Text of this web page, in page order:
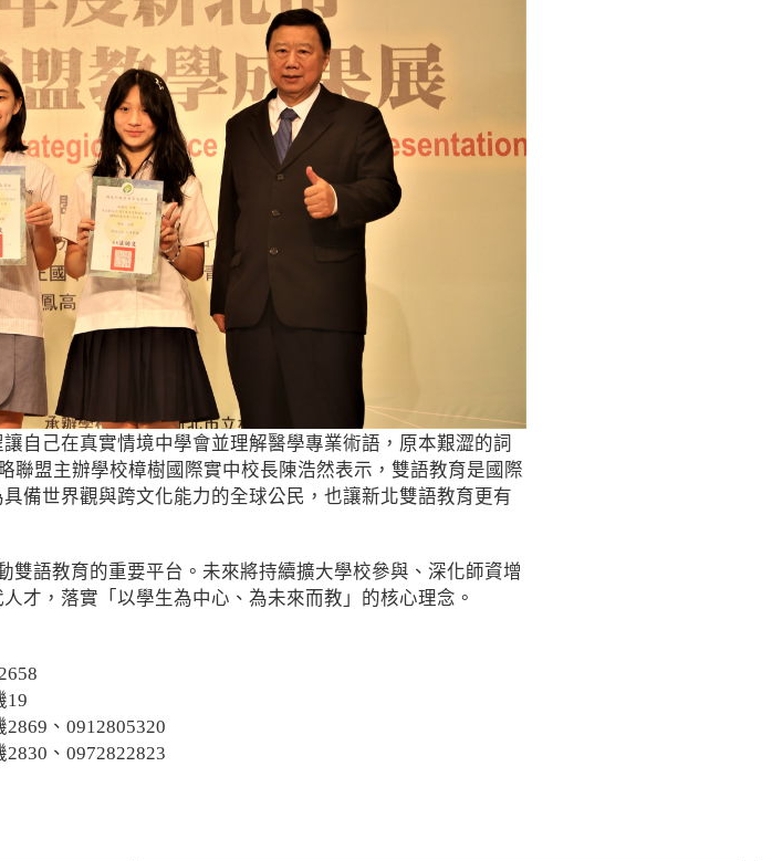
自己在真實情境中學會並理解醫學專業術語，原本艱澀的詞
聯盟主辦學校樟樹國際實中校長陳浩然表示，雙語教育是國際
備世界觀與跨文化能力的全球公民，也讓新北雙語教育更有
語教育的重要平台。未來將持續擴大學校參與、深化師資增
才，落實「以學生為中心、為未來而教」的核心理念。
19
、0912805320
、0972822823